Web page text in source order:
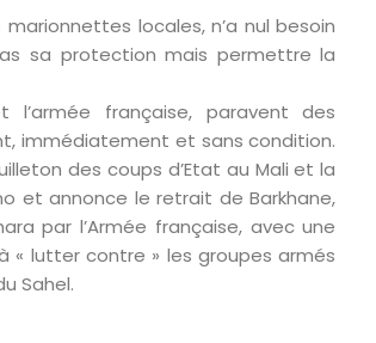
marionnettes locales, n’a nul besoin
sa protection mais permettre la
l’armée française, paravent des
immédiatement et sans condition.
des coups d’Etat au Mali et la
et annonce le retrait de Barkhane,
par l’Armée française, avec une
« lutter contre » les groupes armés
Sahel.